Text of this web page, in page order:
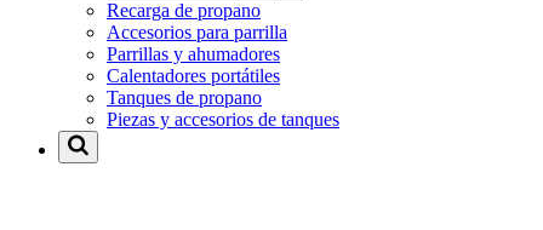
Recarga de propano
Accesorios para parrilla
Parrillas y ahumadores
Calentadores portátiles
Tanques de propano
Piezas y accesorios de tanques